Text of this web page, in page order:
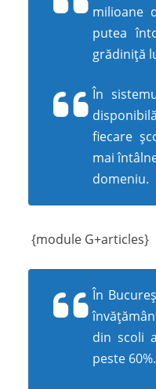
milioane
putea
grădiniță
În
fiecare
mai
domeniu.
{module G+articles}
În
din scoli
peste 60%.